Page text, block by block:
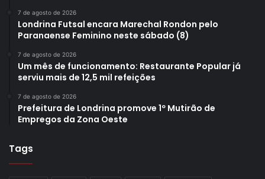
7 de agosto de 2026
Londrina Futsal encara Marechal Rondon pelo
Paranaense Feminino neste sábado (8)
7 de agosto de 2026
Um mês de funcionamento: Restaurante Popular já
serviu mais de 12,5 mil refeições
7 de agosto de 2026
Prefeitura de Londrina promove 1º Mutirão de
Empregos da Zona Oeste
Tags